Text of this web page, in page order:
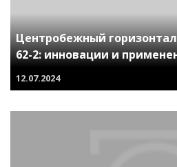
Центробежный
62-2: инновации и
12.07.2024